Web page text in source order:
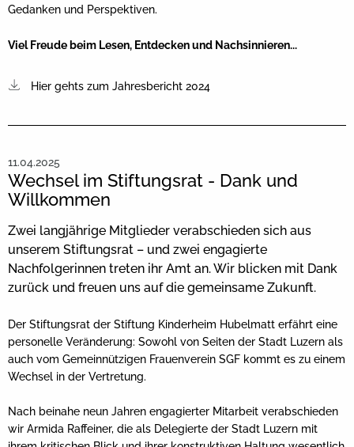
Gedanken und Perspektiven.
Viel Freude beim Lesen, Entdecken und Nachsinnieren...
Hier gehts zum Jahresbericht 2024
11.04.2025
Wechsel im Stiftungsrat - Dank und
Willkommen
Zwei langjährige Mitglieder verabschieden sich aus
unserem Stiftungsrat – und zwei engagierte
Nachfolgerinnen treten ihr Amt an. Wir blicken mit Dank
zurück und freuen uns auf die gemeinsame Zukunft.
Der Stiftungsrat der Stiftung Kinderheim Hubelmatt erfährt eine
personelle Veränderung: Sowohl von Seiten der Stadt Luzern als
auch vom Gemeinnützigen Frauenverein SGF kommt es zu einem
Wechsel in der Vertretung.
Nach beinahe neun Jahren engagierter Mitarbeit verabschieden
wir Armida Raffeiner, die als Delegierte der Stadt Luzern mit